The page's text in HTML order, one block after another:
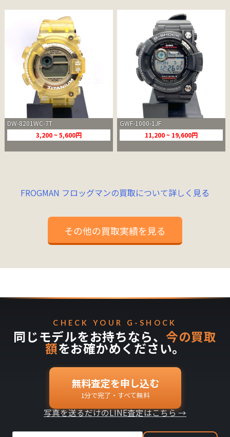
DW-8201WC-7T
3,200 ~ 5,600円
GWF-1000-1JF
11,200 ~ 19,600円
FROGMAN フロッグマンの買取について詳しく見る
その他の買取実績を見る
CHECK YOUR G-SHOCK
同じモデルをお持ちなら、 今の買取
額をお確かめください。
無料査定を申し込む
1分で完了・すべて無料
写真を送るだけのLINE査定はこちら →